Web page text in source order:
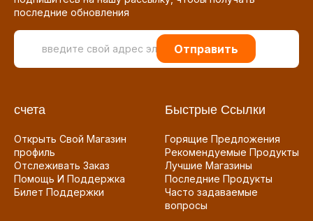
последние обновления
Отправить
счета
Открыть Свой Магазин
профиль
Отслеживать Заказ
Помощь И Поддержка
Билет Поддержки
Быстрые Ссылки
Горящие Предложения
Рекомендуемые Продукты
Лучшие Магазины
Последние Продукты
Часто задаваемые
вопросы